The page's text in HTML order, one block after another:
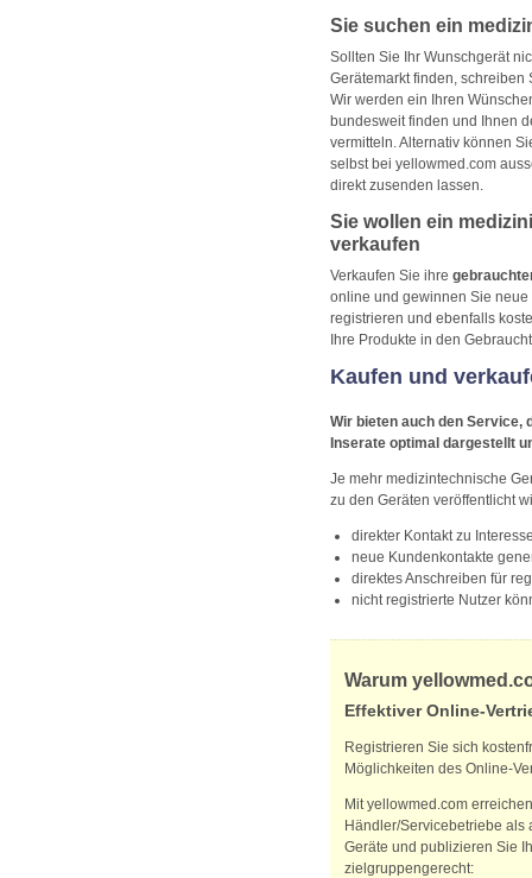
Sie suchen ein
Sollten Sie Ihr Wunschgerät
Gerätemarkt finden, schreiben
Wir werden ein Ihren
bundesweit finden und Ihnen
vermitteln. Alternativ können
selbst bei yellowmed.com
direkt zusenden lassen.
Sie wollen ein
verkaufen
Verkaufen Sie ihre
online und gewinnen Sie
registrieren und ebenfalls
Ihre Produkte in den
Kaufen und
Wir bieten auch den Service,
Inserate optimal dargestellt
Je mehr medizintechnische
zu den Geräten veröffentlicht
direkter Kontakt zu
neue Kundenkontakte
direktes Anschreiben für
nicht registrierte Nutzer
Warum
Effektiver Online-
Registrieren Sie sich
Möglichkeiten des Online-
Mit yellowmed.com
Händler/Servicebetriebe als
Geräte und publizieren Sie
zielgruppengerecht: